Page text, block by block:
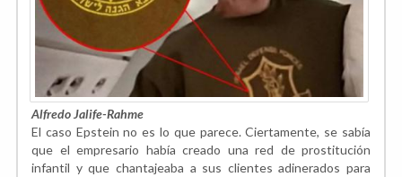
Alfredo Jalife-Rahme
El caso Epstein no es lo que parece. Ciertamente, se sabía
que el empresario había creado una red de prostitución
infantil y que chantajeaba a sus clientes adinerados para